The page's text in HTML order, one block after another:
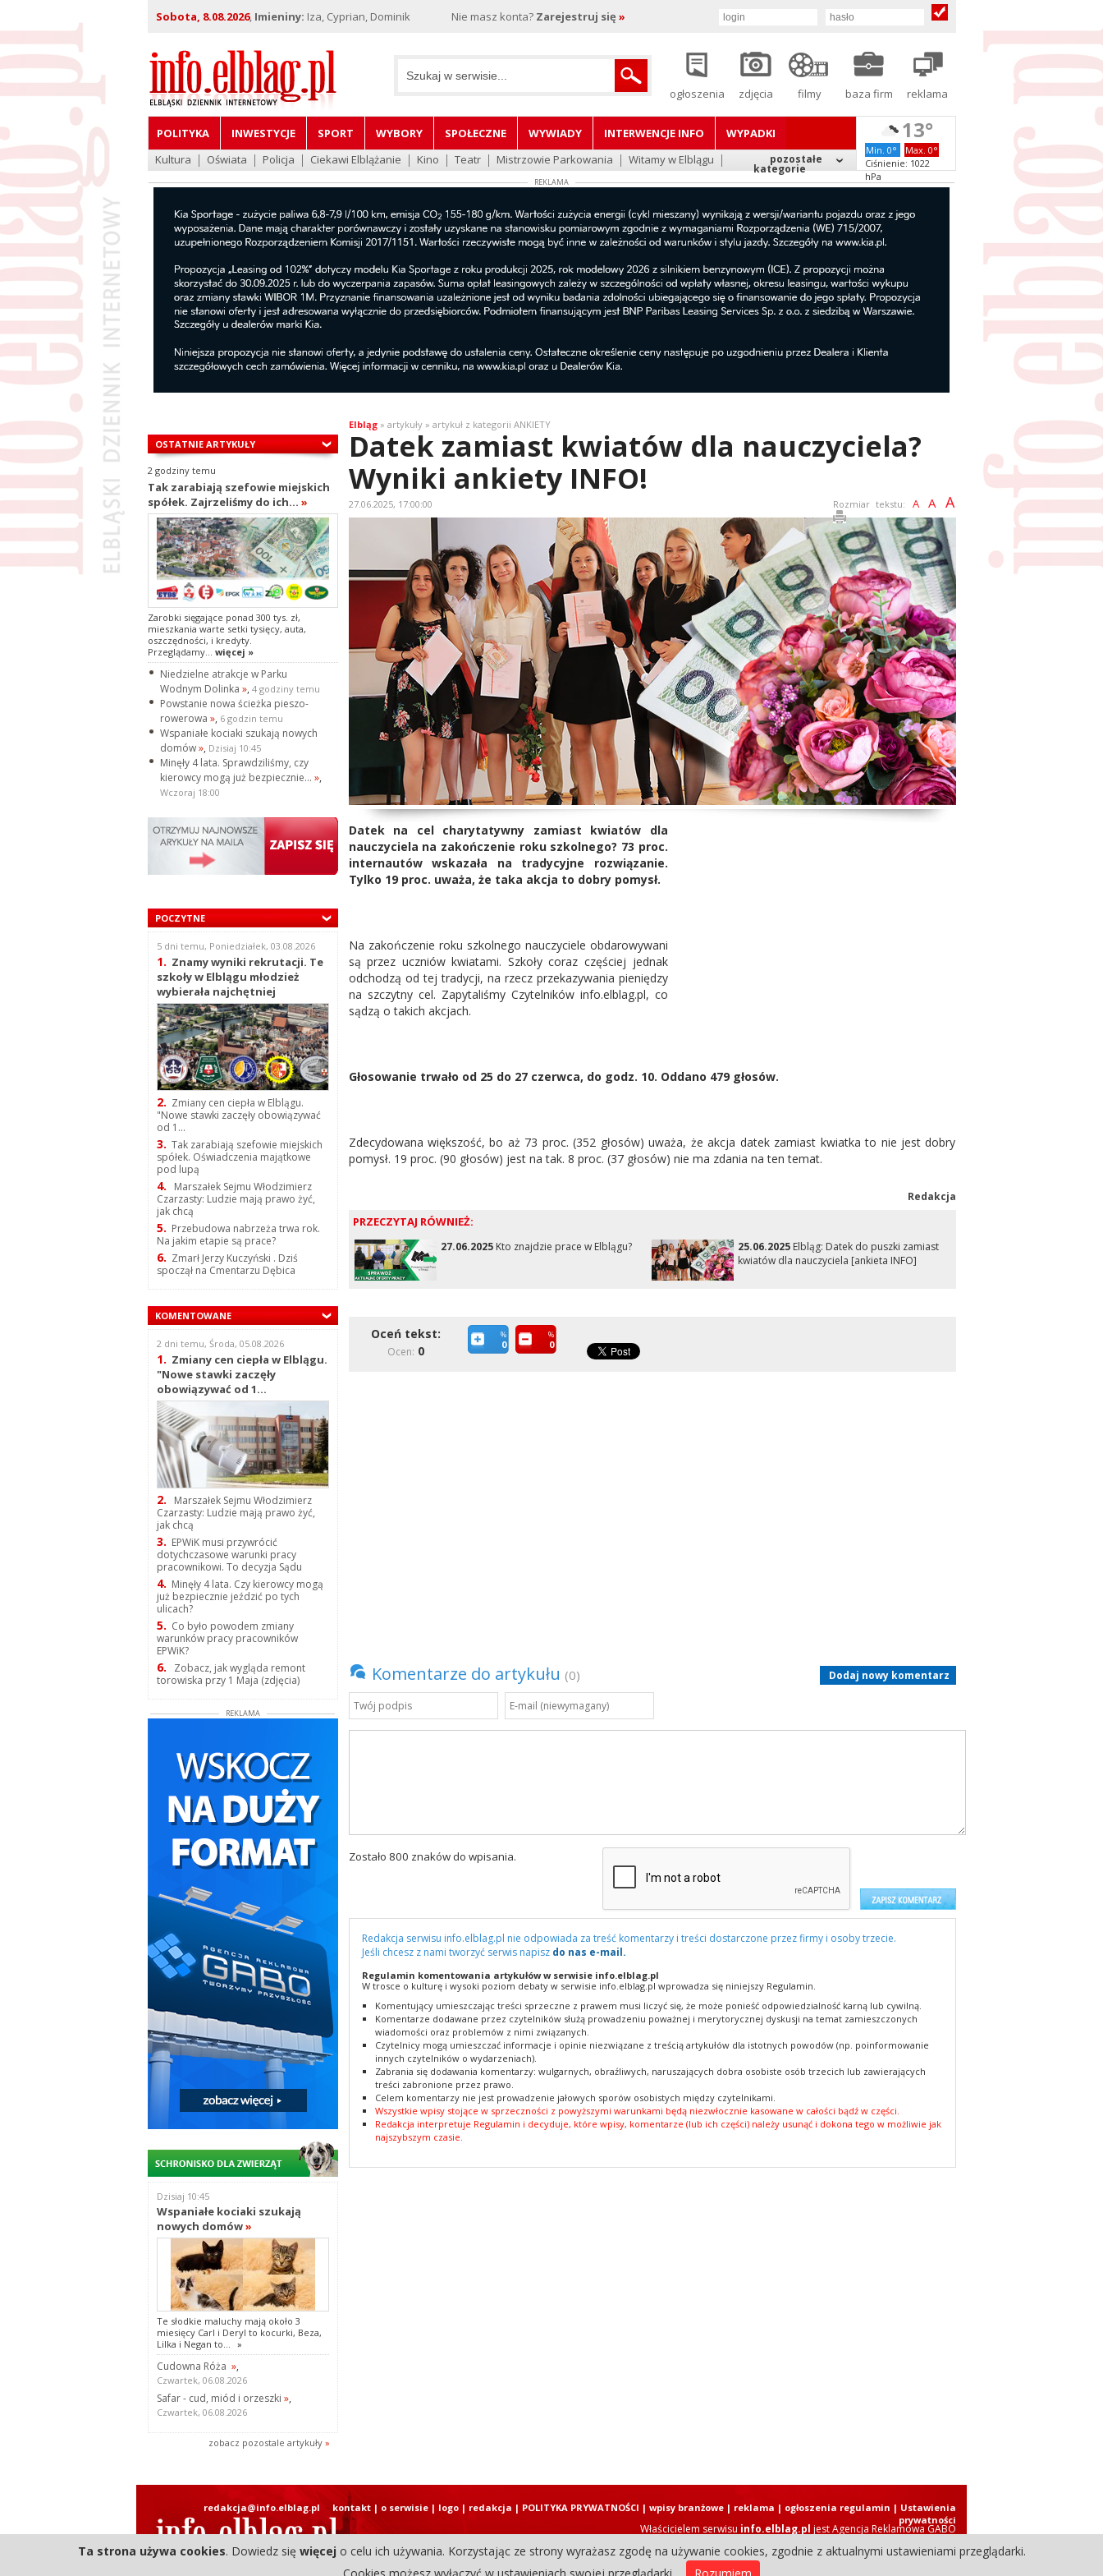
Sobota, 8.08.2026, Imieniny: Iza, Cyprian, Dominik Nie masz konta? Zarejestruj się »
ogłoszenia zdjęcia filmy baza firm reklama
POLITYKA INWESTYCJE SPORT WYBORY SPOŁECZNE WYWIADY INTERWENCJE INFO
WYPADKI
Kultura
Oświata Policja Ciekawi Elblążanie Kino Teatr Mistrzowie Parkowania Witamy w Elblągu pozostałe
kategorie
13°
Min. 0°
Max. 0°
Ciśnienie: 1022
hPa
REKLAMA
OSTATNIE ARTYKUŁY
2 godziny temu
Tak zarabiają szefowie miejskich
spółek. Zajrzeliśmy do ich... »
Zarobki sięgające ponad 300 tys. zł,
mieszkania warte setki tysięcy, auta,
oszczędności, i kredyty.
Przeglądamy... więcej »
Niedzielne atrakcje w Parku
Wodnym Dolinka », 4 godziny temu
Powstanie nowa ścieżka pieszo-
rowerowa », 6 godzin temu
Wspaniałe kociaki szukają nowych
domów», Dzisiaj 10:45
Minęły 4 lata. Sprawdziliśmy, czy
kierowcy mogą już bezpiecznie... »,
Wczoraj 18:00
POCZYTNE
5 dni temu, Poniedziałek, 03.08.2026
1. Znamy wyniki rekrutacji. Te
szkoły w Elblągu młodzież
wybierała najchętniej
2. Zmiany cen ciepła w Elblągu.
"Nowe stawki zaczęły obowiązywać
od 1...
3. Tak zarabiają szefowie miejskich
spółek. Oświadczenia majątkowe
pod lupą
4.
Marszałek Sejmu Włodzimierz
Czarzasty: Ludzie mają prawo żyć,
jak chcą
5. Przebudowa nabrzeża trwa rok.
Na jakim etapie są prace?
6. Zmarł Jerzy Kuczyński . Dziś
spoczął na Cmentarzu Dębica
KOMENTOWANE
2 dni temu, Środa, 05.08.2026
1. Zmiany cen ciepła w Elblągu.
"Nowe stawki zaczęły
obowiązywać od 1...
2.
Marszałek Sejmu Włodzimierz
Czarzasty: Ludzie mają prawo żyć,
jak chcą
3. EPWiK musi przywrócić
dotychczasowe warunki pracy
pracownikowi. To decyzja Sądu
4. Minęły 4 lata. Czy kierowcy mogą
już bezpiecznie jeździć po tych
ulicach?
5. Co było powodem zmiany
warunków pracy pracowników
EPWiK?
6.
Zobacz, jak wygląda remont
torowiska przy 1 Maja (zdjęcia)
REKLAMA
Dzisiaj 10:45
Wspaniałe kociaki szukają
nowych domów»
Te słodkie maluchy mają około 3
miesięcy Carl i Deryl to kocurki, Beza,
Lilka i Negan to... »
Cudowna Róża »,
Czwartek, 06.08.2026
Safar - cud, miód i orzeszki »,
Czwartek, 06.08.2026
zobacz pozostale artykuły »
Elbląg» artykuły » artykuł z kategorii ANKIETY
Datek zamiast kwiatów dla nauczyciela?
Wyniki ankiety INFO!
27.06.2025, 17:00:00 Rozmiar tekstu: A A A
Datek na cel charytatywny zamiast kwiatów dla
nauczyciela na zakończenie roku szkolnego? 73 proc.
internautów wskazała na tradycyjne rozwiązanie.
Tylko 19 proc. uważa, że taka akcja to dobry pomysł.
Na zakończenie roku szkolnego nauczyciele obdarowywani
są przez uczniów kwiatami. Szkoły coraz częściej jednak
odchodzą od tej tradycji, na rzecz przekazywania pieniędzy
na szczytny cel. Zapytaliśmy Czytelników info.elblag.pl, co
sądzą o takich akcjach.
Głosowanie trwało od 25 do 27 czerwca, do godz. 10. Oddano 479 głosów.
Zdecydowana większość, bo aż 73 proc. (352 głosów) uważa, że akcja datek zamiast kwiatka to nie jest dobry
pomysł. 19 proc. (90 głosów) jest na tak. 8 proc. (37 głosów) nie ma zdania na ten temat.
Redakcja
PRZECZYTAJ RÓWNIEŻ:
27.06.2025Kto znajdzie prace w Elblągu? 25.06.2025Elbląg: Datek do puszki zamiast
kwiatów dla nauczyciela [ankieta INFO]
Oceń tekst:
Ocen: 0
%
0
%
0
Komentarze do artykułu (0) Dodaj nowy komentarz
Zostało 800 znaków do wpisania.
Redakcja serwisu info.elblag.pl nie odpowiada za treść komentarzy i treści dostarczone przez firmy i osoby trzecie.
Jeśli chcesz z nami tworzyć serwis napisz do nas e-mail.
Regulamin komentowania artykułów w serwisie info.elblag.pl
W trosce o kulturę i wysoki poziom debaty w serwisie info.elblag.pl wprowadza się niniejszy Regulamin.
Komentujący umieszczając treści sprzeczne z prawem musi liczyć się, że może ponieść odpowiedzialność karną lub cywilną.
Komentarze dodawane przez czytelników służą prowadzeniu poważnej i merytorycznej dyskusji na temat zamieszczonych
wiadomości oraz problemów z nimi związanych.
Czytelnicy mogą umieszczać informacje i opinie niezwiązane z treścią artykułów dla istotnych powodów (np. poinformowanie
innych czytelników o wydarzeniach).
Zabrania się dodawania komentarzy: wulgarnych, obraźliwych, naruszających dobra osobiste osób trzecich lub zawierających
treści zabronione przez prawo.
Celem komentarzy nie jest prowadzenie jałowych sporów osobistych między czytelnikami.
Wszystkie wpisy stojące w sprzeczności z powyższymi warunkami będą niezwłocznie kasowane w całości bądź w części.
Redakcja interpretuje Regulamin i decyduje, które wpisy, komentarze (lub ich części) należy usunąć i dokona tego w możliwie jak
najszybszym czasie.
Właścicielem serwisu info.elblag.pl jestAgencja Reklamowa GABO
Copyright © 2004-2026 Elbląski Dziennik Internetowy. Wszystkie prawa zastrzeżone.
redakcja@info.elblag.pl kontakt| o serwisie| logo| redakcja | POLITYKA PRYWATNOŚCI | wpisy branżowe| reklama | ogłoszenia regulamin | Ustawienia
prywatności
Ta strona używa cookies. Dowiedz się więcej o celu ich używania. Korzystając ze strony wyrażasz zgodę na używanie cookies, zgodnie z aktualnymi ustawieniami przeglądarki.